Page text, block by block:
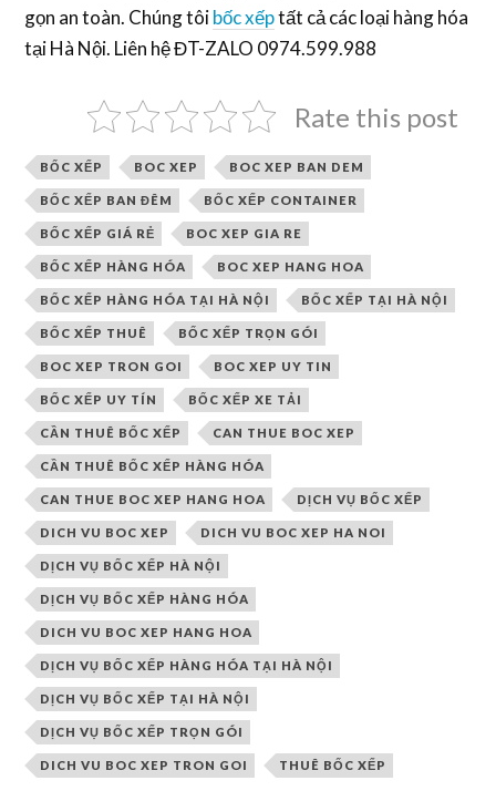
gọn an toàn. Chúng tôibốc xếptất cả các loại hàng hóa
tại Hà Nội. Liên hệ ĐT-ZALO 0974.599.988
Rate this post
BỐC XẾP BOC XEP BOC XEP BAN DEM
BỐC XẾP BAN ĐÊM BỐC XẾP CONTAINER
BỐC XẾP GIÁ RẺ BOC XEP GIA RE
BỐC XẾP HÀNG HÓA BOC XEP HANG HOA
BỐC XẾP HÀNG HÓA TẠI HÀ NỘI BỐC XẾP TẠI HÀ NỘI
BỐC XẾP THUÊ BỐC XẾP TRỌN GÓI
BOC XEP TRON GOI BOC XEP UY TIN
BỐC XẾP UY TÍN BỐC XẾP XE TẢI
CẦN THUÊ BỐC XẾP CAN THUE BOC XEP
CẦN THUÊ BỐC XẾP HÀNG HÓA
CAN THUE BOC XEP HANG HOA DỊCH VỤ BỐC XẾP
DICH VU BOC XEP DICH VU BOC XEP HA NOI
DỊCH VỤ BỐC XẾP HÀ NỘI
DỊCH VỤ BỐC XẾP HÀNG HÓA
DICH VU BOC XEP HANG HOA
DỊCH VỤ BỐC XẾP HÀNG HÓA TẠI HÀ NỘI
DỊCH VỤ BỐC XẾP TẠI HÀ NỘI
DỊCH VỤ BỐC XẾP TRỌN GÓI
DICH VU BOC XEP TRON GOI THUÊ BỐC XẾP